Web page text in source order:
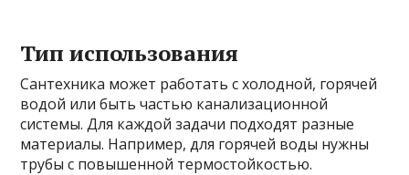
Тип использования
Сантехника может работать с холодной, горячей
водой или быть частью канализационной
системы. Для каждой задачи подходят разные
материалы. Например, для горячей воды нужны
трубы с повышенной термостойкостью.